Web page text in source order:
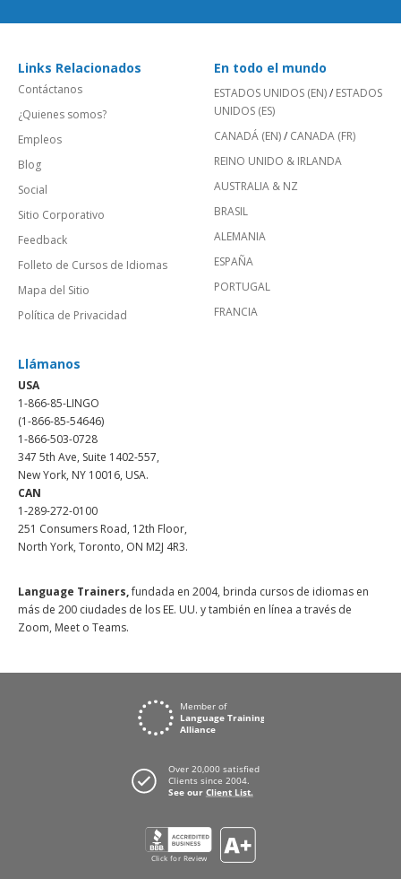
Links Relacionados
Contáctanos
¿Quienes somos?
Empleos
Blog
Social
Sitio Corporativo
Feedback
Folleto de Cursos de Idiomas
Mapa del Sitio
Política de Privacidad
En todo el mundo
ESTADOS UNIDOS (EN)/ ESTADOS
UNIDOS (ES)
CANADÁ (EN)/ CANADA (FR)
REINO UNIDO & IRLANDA
AUSTRALIA & NZ
BRASIL
ALEMANIA
ESPAÑA
PORTUGAL
FRANCIA
Llámanos
USA
1-866-85-LINGO
(1-866-85-54646)
1-866-503-0728
347 5th Ave, Suite 1402-557,
New York, NY 10016, USA.
CAN
1-289-272-0100
251 Consumers Road, 12th Floor,
North York, Toronto, ON M2J 4R3.
Language Trainers,fundada en 2004, brinda cursos de idiomas en
más de 200 ciudades de los EE. UU. y también en línea a través de
Zoom, Meet o Teams.